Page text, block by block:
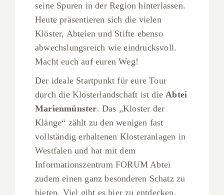
seine Spuren in der Region hinterlassen.
Heute präsentieren sich die vielen
Klöster, Abteien und Stifte ebenso
abwechslungsreich wie eindrucksvoll.
Macht euch auf euren Weg!
Der ideale Startpunkt für eure Tour
durch die Klosterlandschaft ist dieAbtei
Marienmünster. Das „Kloster der
Klänge“ zählt zu den wenigen fast
vollständig erhaltenen Klosteranlagen in
Westfalen und hat mit dem
Informationszentrum FORUM Abtei
zudem einen ganz besonderen Schatz zu
bieten. Viel gibt es hier zu entdecken,